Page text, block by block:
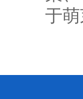
于萌